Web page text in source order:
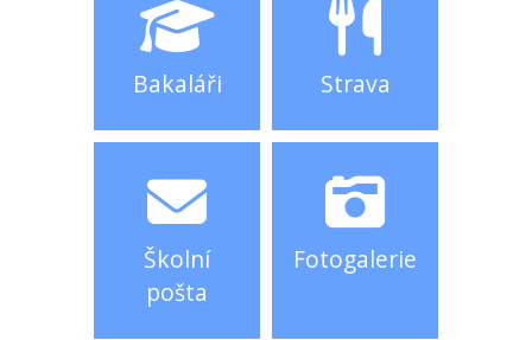
Bakaláři Strava
Školní
pošta
Fotogalerie